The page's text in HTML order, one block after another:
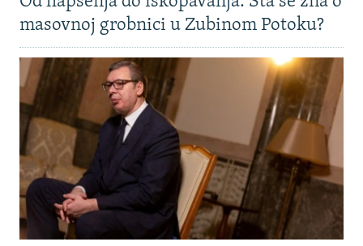
masovnoj grobnici u Zubinom Potoku?